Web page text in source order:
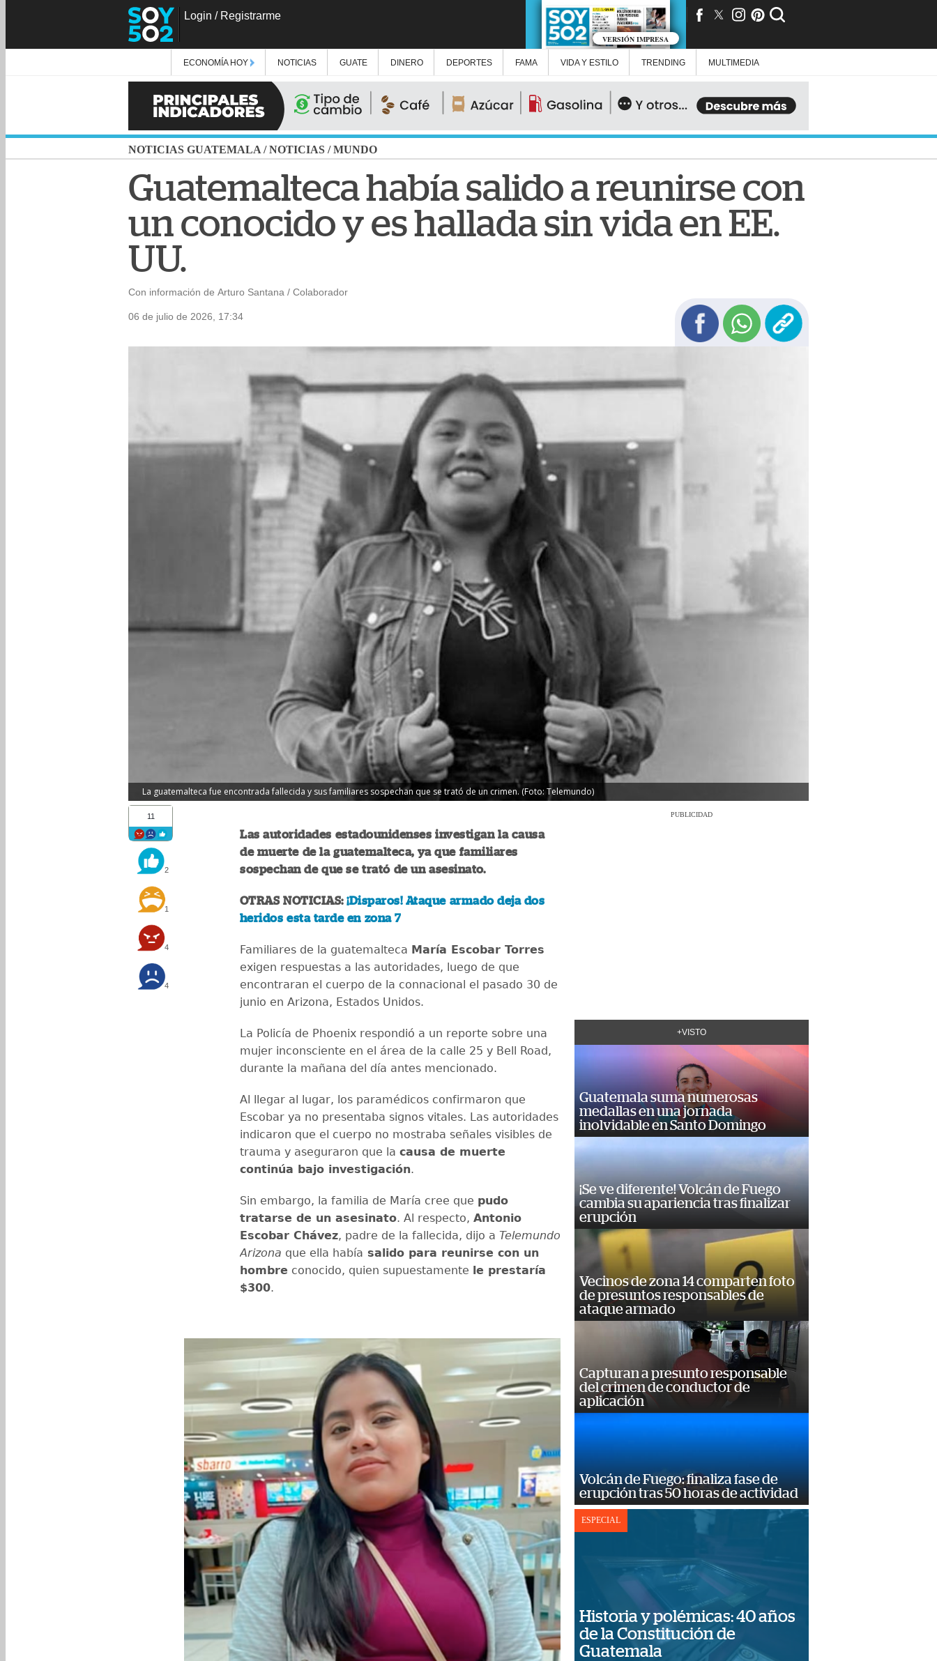
Login / Registrarme
VERSIÓN IMPRESA
ECONOMÍA HOY NOTICIAS GUATE DINERO DEPORTES FAMA VIDA Y ESTILO TRENDING MULTIMEDIA
NOTICIAS GUATEMALA /NOTICIAS /MUNDO
Guatemalteca había salido a reunirse con
un conocido y es hallada sin vida en EE.
UU.
Con información de Arturo Santana / Colaborador
06 de julio de 2026, 17:34
La guatemalteca fue encontrada fallecida y sus familiares sospechan que se trató de un crimen. (Foto: Telemundo)
11
2
1
4
4
Las autoridades estadounidenses investigan la causa
de muerte de la guatemalteca, ya que familiares
sospechan de que se trató de un asesinato.
OTRAS NOTICIAS:¡Disparos! Ataque armado deja dos
heridos esta tarde en zona 7
Familiares de la guatemalteca María Escobar Torres
exigen respuestas a las autoridades, luego de que
encontraran el cuerpo de la connacional el pasado 30 de
junio en Arizona, Estados Unidos.
La Policía de Phoenix respondió a un reporte sobre una
mujer inconsciente en el área de la calle 25 y Bell Road,
durante la mañana del día antes mencionado.
Al llegar al lugar, los paramédicos confirmaron que
Escobar ya no presentaba signos vitales. Las autoridades
indicaron que el cuerpo no mostraba señales visibles de
trauma y aseguraron que la causa de muerte
continúa bajo investigación.
Sin embargo, la familia de María cree que pudo
tratarse de un asesinato. Al respecto, Antonio
Escobar Chávez, padre de la fallecida, dijo a Telemundo
Arizona que ella había salido para reunirse con un
hombre conocido, quien supuestamente le prestaría
$300.
PUBLICIDAD
+VISTO
Guatemala suma numerosas
medallas en una jornada
inolvidable en Santo Domingo
¡Se ve diferente! Volcán de Fuego
cambia su apariencia tras finalizar
erupción
Vecinos de zona 14 comparten foto
de presuntos responsables de
ataque armado
Capturan a presunto responsable
del crimen de conductor de
aplicación
Volcán de Fuego: finaliza fase de
erupción tras 50 horas de actividad
ESPECIAL
Historia y polémicas: 40 años
de la Constitución de
Guatemala